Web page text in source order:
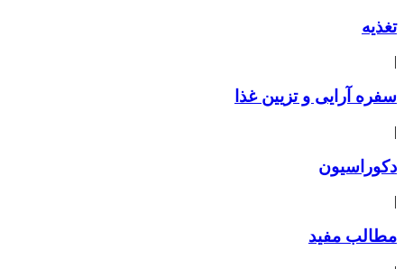
تغذیه
|
سفره آرایی و تزیین غذا
|
دکوراسیون
|
مطالب مفید